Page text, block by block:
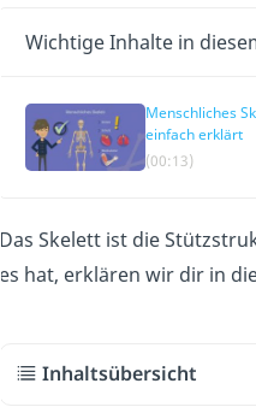
Wichtige Inhalte in
Menschliches
einfach erklärt
(00:13)
Das Skelett ist die
es hat, erklären wir dir in
Inhaltsübersicht